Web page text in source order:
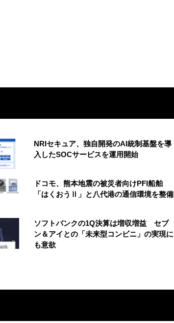
NRIセキュア、独自開発のAI統制基盤を導
入したSOCサービスを運用開始
ドコモ、熊本地震の被災者向けPFI船舶
「はくおうⅡ」と八代港の通信環境を整備
ソフトバンクの1Q決算は増収増益 セブ
ン＆アイとの「未来型コンビニ」の実現に
も意欲